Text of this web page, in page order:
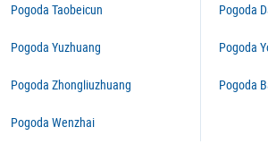
Pogoda Taobeicun
Pogoda Yuzhuang
Pogoda Zhongliuzhuang
Pogoda Wenzhai
Pogoda
Pogoda
Pogoda